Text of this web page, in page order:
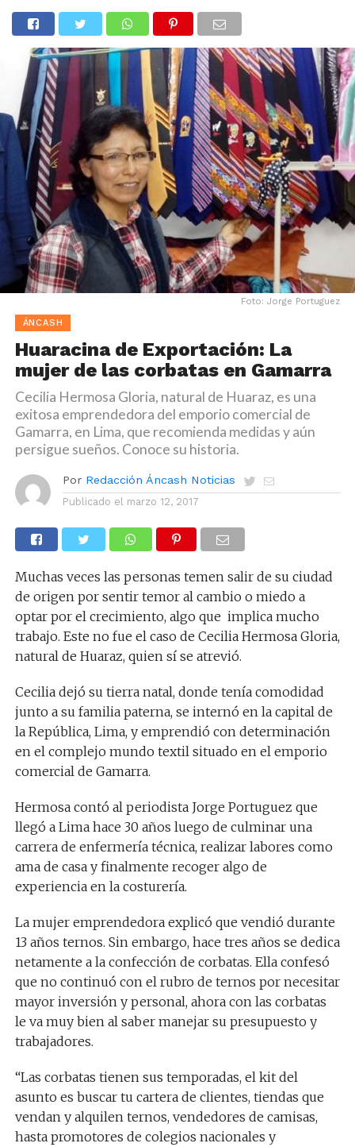
Foto: Jorge Portuguez
ÁNCASH
Huaracina de Exportación: La
mujer de las corbatas en Gamarra
Cecilia Hermosa Gloria, natural de Huaraz, es una
exitosa emprendedora del emporio comercial de
Gamarra, en Lima, que recomienda medidas y aún
persigue sueños. Conoce su historia.
Por Redacción Áncash Noticias
Publicado el marzo 12, 2017
Muchas veces las personas temen salir de su ciudad
de origen por sentir temor al cambio o miedo a
optar por el crecimiento, algo que implica mucho
trabajo. Este no fue el caso de Cecilia Hermosa Gloria,
natural de Huaraz, quien sí se atrevió.
Cecilia dejó su tierra natal, donde tenía comodidad
junto a su familia paterna, se internó en la capital de
la República, Lima, y emprendió con determinación
en el complejo mundo textil situado en el emporio
comercial de Gamarra.
Hermosa contó al periodista Jorge Portuguez que
llegó a Lima hace 30 años luego de culminar una
carrera de enfermería técnica, realizar labores como
ama de casa y finalmente recoger algo de
experiencia en la costurería.
La mujer emprendedora explicó que vendió durante
13 años ternos. Sin embargo, hace tres años se dedica
netamente a la confección de corbatas. Ella confesó
que no continuó con el rubro de ternos por necesitar
mayor inversión y personal, ahora con las corbatas
le va muy bien al saber manejar su presupuesto y
trabajadores.
“Las corbatas tienen sus temporadas, el kit del
asunto es buscar tu cartera de clientes, tiendas que
vendan y alquilen ternos, vendedores de camisas,
hasta promotores de colegios nacionales y